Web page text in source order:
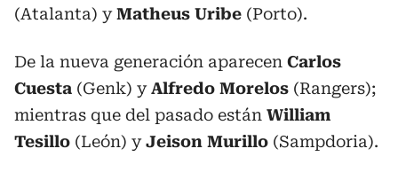
(Atalanta) yMatheus Uribe (Porto).
De la nueva generación aparecen Carlos
Cuesta (Genk) yAlfredo Morelos (Rangers);
mientras que del pasado están William
Tesillo (León) yJeison Murillo (Sampdoria).